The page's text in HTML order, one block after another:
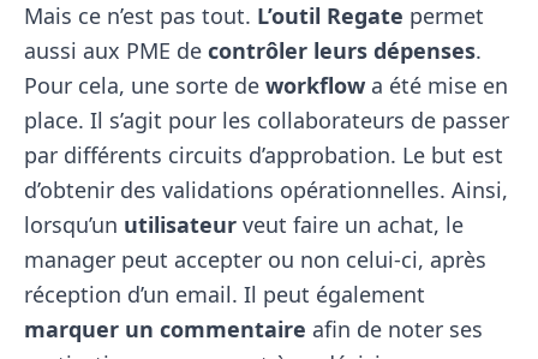
Mais ce n’est pas tout. L’outil Regate permet
aussi aux PME de contrôler leurs dépenses.
Pour cela, une sorte de workflow a été mise en
place. Il s’agit pour les collaborateurs de passer
par différents circuits d’approbation. Le but est
d’obtenir des validations opérationnelles. Ainsi,
lorsqu’un utilisateur veut faire un achat, le
manager peut accepter ou non celui-ci, après
réception d’un email. Il peut également
marquer un commentaire afin de noter ses